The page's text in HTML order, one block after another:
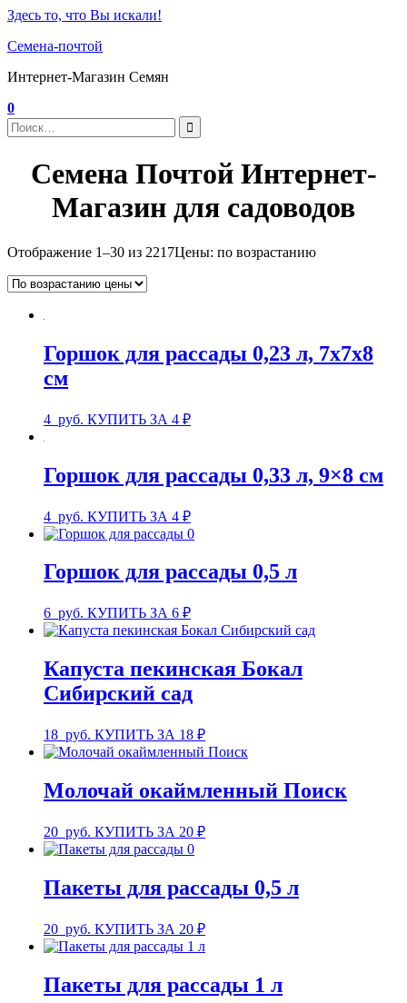
Здесь то, что Вы искали!
Семена-почтой
Интернет-Магазин Семян
0
Семена Почтой Интернет-
Магазин для садоводов
Отображение 1–30 из 2217Цены: по возрастанию
Горшок для рассады 0,23 л, 7x7x8
см
4 руб. КУПИТЬ ЗА 4 ₽
Горшок для рассады 0,33 л, 9×8 см
4 руб. КУПИТЬ ЗА 4 ₽
Горшок для рассады 0,5 л
6 руб. КУПИТЬ ЗА 6 ₽
Капуста пекинская Бокал
Сибирский сад
18 руб. КУПИТЬ ЗА 18 ₽
Молочай окаймленный Поиск
20 руб. КУПИТЬ ЗА 20 ₽
Пакеты для рассады 0,5 л
20 руб. КУПИТЬ ЗА 20 ₽
Пакеты для рассады 1 л